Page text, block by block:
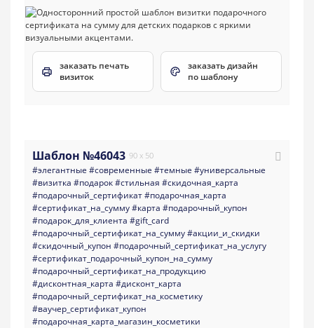
заказать печать
визиток
заказать дизайн
по шаблону
Шаблон №46043 90 x 50
#элегантные #современные #темные #универсальные
#визитка #подарок#стильная #скидочная_карта
#подарочный_сертификат#подарочная_карта
#сертификат_на_сумму#карта #подарочный_купон
#подарок_для_клиента #gift_card
#подарочный_сертификат_на_сумму#акции_и_скидки
#скидочный_купон #подарочный_сертификат_на_услугу
#сертификат_подарочный_купон_на_сумму
#подарочный_сертификат_на_продукцию
#дисконтная_карта #дисконт_карта
#подарочный_сертификат_на_косметику
#ваучер_сертификат_купон
#подарочная_карта_магазин_косметики